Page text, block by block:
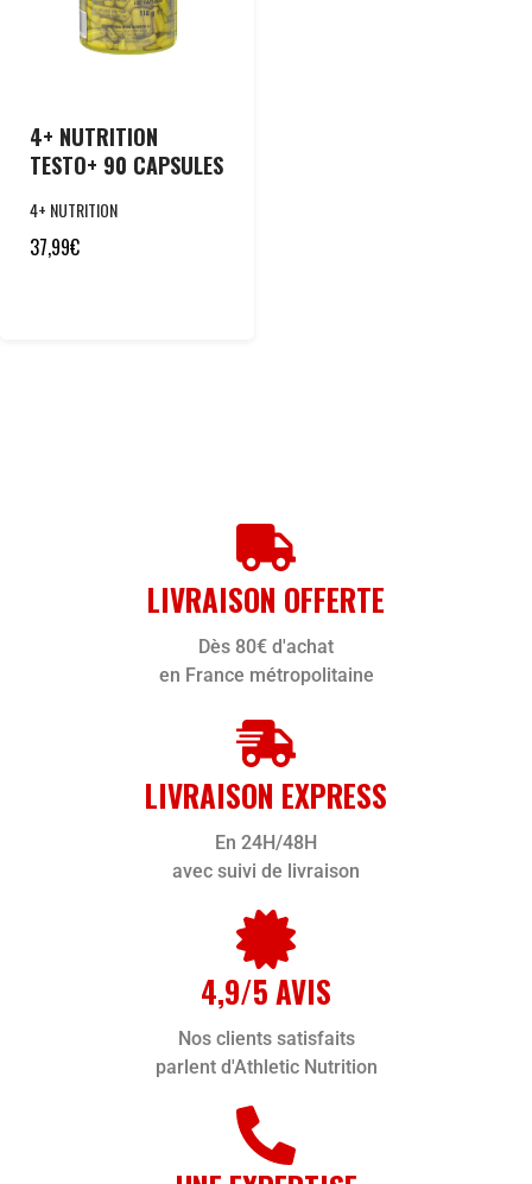
4+ NUTRITION
TESTO+ 90 CAPSULES
4+ NUTRITION
37,99€
LIVRAISON OFFERTE
Dès 80€ d'achat
en France métropolitaine
LIVRAISON EXPRESS
En 24H/48H
avec suivi de livraison
4,9/5 AVIS
Nos clients satisfaits
parlent d'Athletic Nutrition